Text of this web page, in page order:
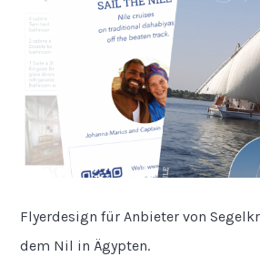
Flyerdesign für Anbieter von
dem Nil in Ägypten.